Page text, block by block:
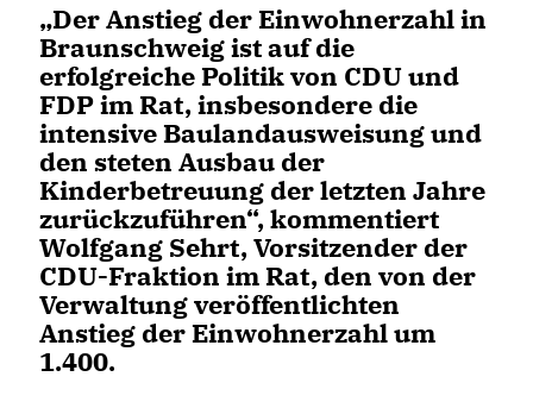
Der Anstieg der Einwohnerzahl in
Braunschweig ist auf die
erfolgreiche Politik von CDU und
FDP im Rat, insbesondere die
intensive Baulandausweisung und
den steten Ausbau der
Kinderbetreuung der letzten Jahre
zurückzuführen“, kommentiert
Wolfgang Sehrt, Vorsitzender der
CDU-Fraktion im Rat, den von der
Verwaltung veröffentlichten
Anstieg der Einwohnerzahl um
1.400.